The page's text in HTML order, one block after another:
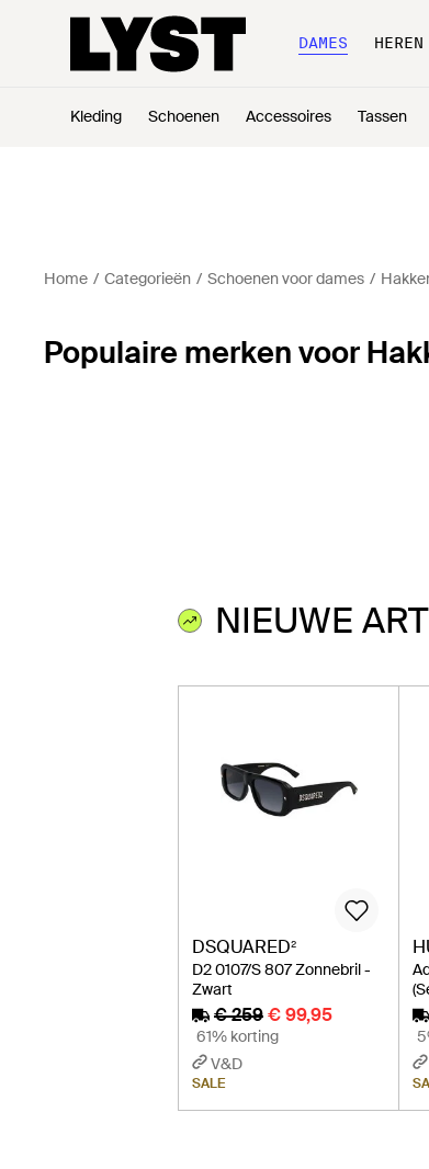
DAMES HEREN
Kleding Schoenen Accessoires Tassen
Home Categorieën Schoenen voor dames
Populaire merken voor
NIEUWE
DSQUARED²
D2 0107/S 807 Zonnebril -
Zwart
€ 259€ 99,95
61% korting
V&D
SALE